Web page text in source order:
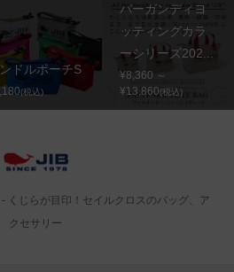
ドルポーチS
(税込)
バーガンディヨ
ッティングカラ
ーシリーズ202...
¥8,360 ～
¥13,860(税込)
くじらが目印！セイルクロスのバッグ、ア
クセサリー